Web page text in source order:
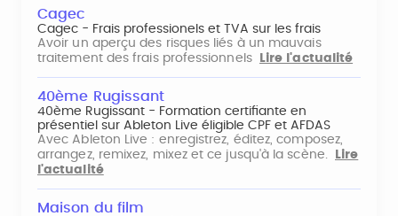
Cagec
Cagec - Frais professionels et TVA sur les frais
Avoir un aperçu des risques liés à un mauvais
traitement des frais professionnels
Lire l'actualité
40ème Rugissant
40ème Rugissant - Formation certifiante en
présentiel sur Ableton Live éligible CPF et AFDAS
Avec Ableton Live : enregistrez, éditez, composez,
arrangez, remixez, mixez et ce jusqu'à la scène.
Lire
l'actualité
Maison du film